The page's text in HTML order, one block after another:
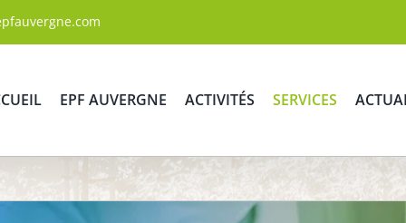
EPF AUVERGNE ACTIVITÉS SERVICES